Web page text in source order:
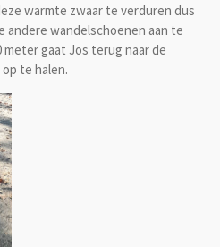
warmte zwaar te verduren dus
andere wandelschoenen aan te
meter gaat Jos terug naar de
te halen.